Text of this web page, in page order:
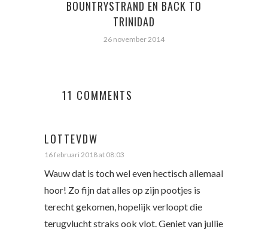
BOUNTRYSTRAND EN BACK TO
TRINIDAD
26 november 2014
11 COMMENTS
LOTTEVDW
16 februari 2018 at 08:03
Wauw dat is toch wel even hectisch allemaal
hoor! Zo fijn dat alles op zijn pootjes is
terecht gekomen, hopelijk verloopt die
terugvlucht straks ook vlot. Geniet van jullie